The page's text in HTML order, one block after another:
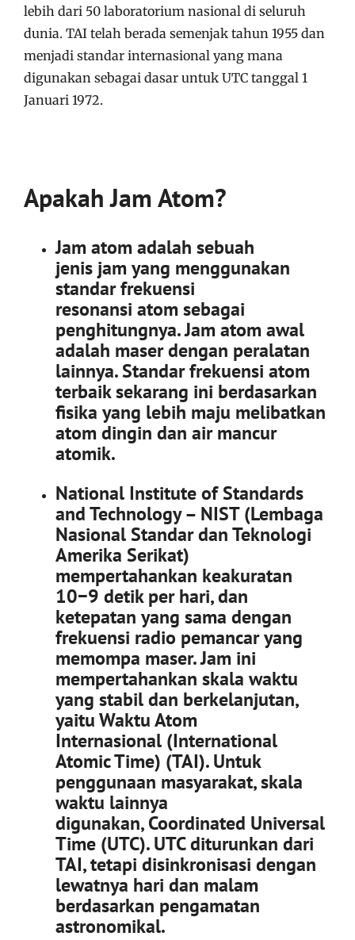
lebih dari 50 laboratorium nasional di seluruh
dunia. TAI telah berada semenjak tahun 1955 dan
menjadi standar internasional yang mana
digunakan sebagai dasar untuk UTC tanggal 1
Januari 1972.
Apakah Jam Atom?
Jam atom adalah sebuah
jenis jam yang menggunakan
standar frekuensi
resonansi atom sebagai
penghitungnya. Jam atom awal
adalah maser dengan peralatan
lainnya. Standar frekuensi atom
terbaik sekarang ini berdasarkan
fisika yang lebih maju melibatkan
atom dingin dan air mancur
atomik.
National Institute of Standards
and Technology – NIST (Lembaga
Nasional Standar dan Teknologi
Amerika Serikat)
mempertahankan keakuratan
10−9 detik per hari, dan
ketepatan yang sama dengan
frekuensi radio pemancar yang
memompa maser. Jam ini
mempertahankan skala waktu
yang stabil dan berkelanjutan,
yaitu Waktu Atom
Internasional (International
Atomic Time) (TAI). Untuk
penggunaan masyarakat, skala
waktu lainnya
digunakan, Coordinated Universal
Time (UTC). UTC diturunkan dari
TAI, tetapi disinkronisasi dengan
lewatnya hari dan malam
berdasarkan pengamatan
astronomikal.